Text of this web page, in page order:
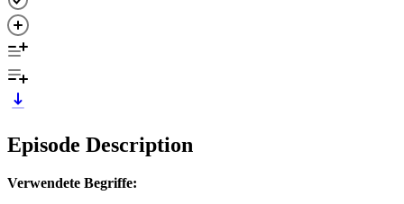
Episode Description
Verwendete Begriffe: